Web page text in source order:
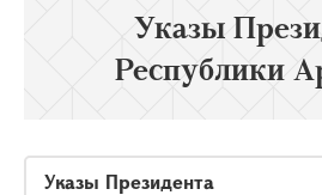
Указы
Республики
Указы Президента